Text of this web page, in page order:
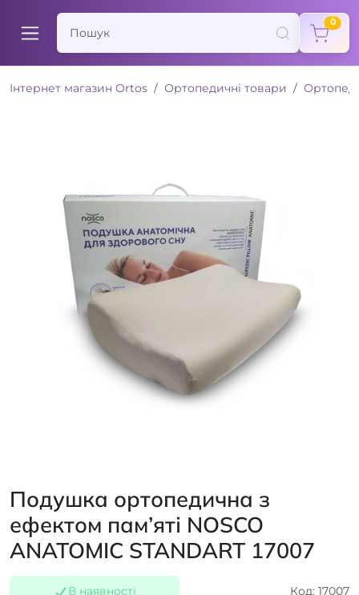
0
Інтернет магазин Ortos Ортопедичні товари
Подушка ортопедична з
ефектом пам’яті NOSCO
ANATOMIC STANDART 17007
В наявності Код: 17007